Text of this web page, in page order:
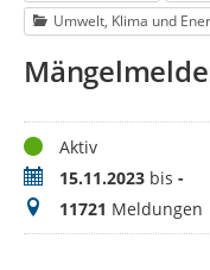
Umwelt, Klima und
StatusAktiv
Zeitraum15.11.2023 bis -
Meldungen
11721 Meldungen